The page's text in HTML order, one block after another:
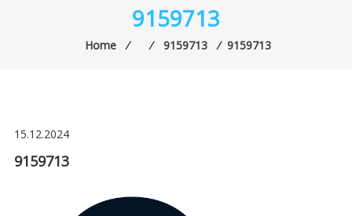
9159713
Home ⁄ ⁄ 9159713 ⁄ 9159713
15.12.2024
9159713